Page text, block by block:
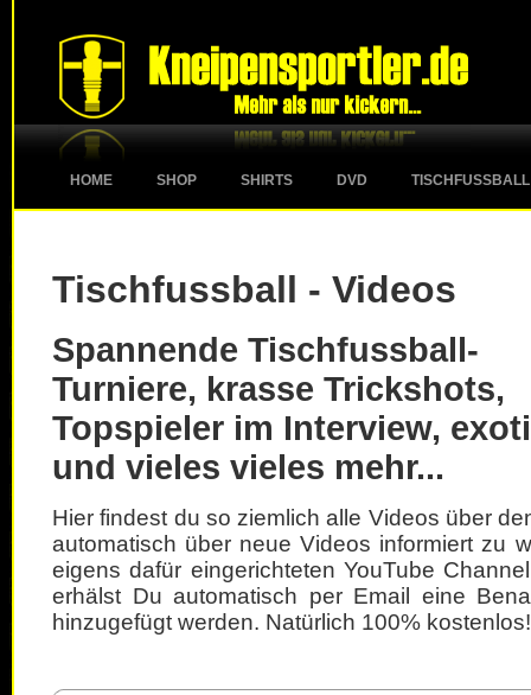
HOME SHOP SHIRTS DVD TISCHFUSSBALL
Tischfussball - Videos
Spannende Tischfussball-
Turniere, krasse Trickshots,
Topspieler im Interview,
und vieles vieles mehr...
Hier findest du so ziemlich alle Videos über
automatisch über neue Videos informiert zu
eigens dafür eingerichteten YouTube
erhälst Du automatisch per Email eine
hinzugefügt werden. Natürlich 100% kostenlos!